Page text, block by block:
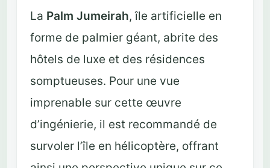
La Palm Jumeirah, île artificielle en
forme de palmier géant, abrite des
hôtels de luxe et des résidences
somptueuses. Pour une vue
imprenable sur cette œuvre
d’ingénierie, il est recommandé de
survoler l’île en hélicoptère, offrant